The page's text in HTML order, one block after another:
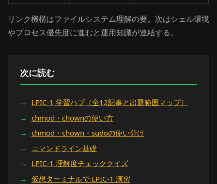
リンク機構はファイルシステム理解の要。次はシェル環境
やプロセス優先度に進むと運用知識が連結する。
次に読む
LPIC-1 学習ハブ（全12記事と出題範囲マップ）
chmod・chownの使い方
chmod・chown・sudoの使い分け
コマンドライン基礎
LPIC-1 理解度チェッククイズ
仮想ターミナルで LPIC-1 演習